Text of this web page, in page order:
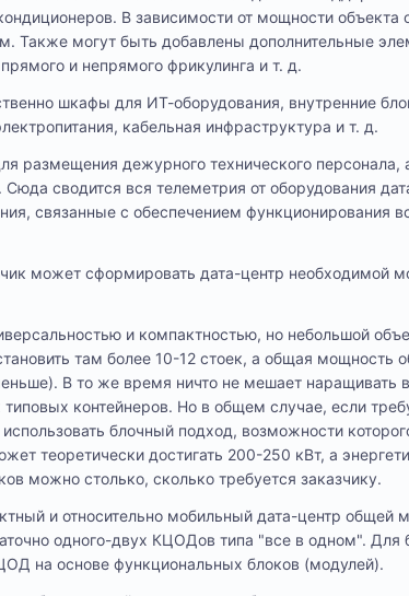
В зависимости от мощности объекта
Также могут быть добавлены дополнительные
и непрямого фрикулинга и т. д.
шкафы для ИТ-оборудования, внутренние
кабельная инфраструктура и т. д.
размещения дежурного технического персонала,
сводится вся телеметрия от оборудования
связанные с обеспечением функционирования
может сформировать дата-центр необходимой
и компактностью, но небольшой
там более 10-12 стоек, а общая мощность
В то же время ничто не мешает наращивать
типовых контейнеров. Но в общем случае, если
блочный подход, возможности
теоретически достигать 200-250 кВт, а
можно столько, сколько требуется заказчику.
и относительно мобильный дата-центр общей
одного-двух КЦОДов типа "все в одном".
на основе функциональных блоков (модулей).